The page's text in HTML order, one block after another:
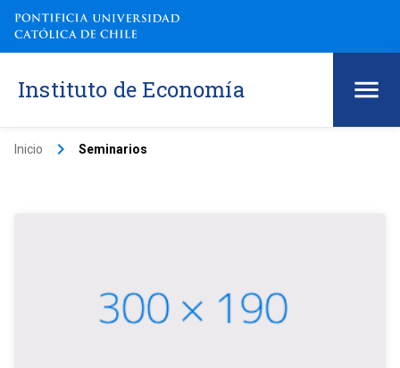
Instituto de Economía
Inicio keyboard_arrow_right Seminarios